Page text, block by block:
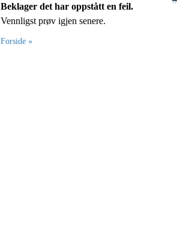
Beklager det har oppstått en feil.
Vennligst prøv igjen senere.
Forside »